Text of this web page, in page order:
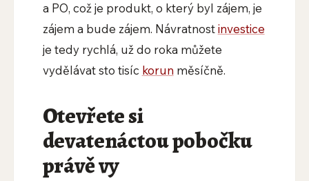
a PO, což je produkt, o který byl zájem, je
zájem a bude zájem. Návratnostinvestice
je tedy rychlá, už do roka můžete
vydělávat sto tisíc korun měsíčně.
Otevřete si
devatenáctou pobočku
právě vy